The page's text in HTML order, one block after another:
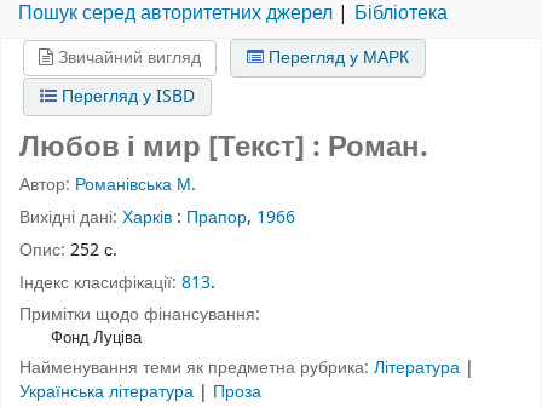
Пошук серед авторитетних джерел
Бібліотека
Звичайний вигляд
Перегляд у МАРК
Перегляд у ISBD
Любов і мир [Текст] : Роман.
Автор: Романівська М.
Вихідні дані: Харків : Прапор, 1966
Опис: 252 с.
Індекс класифікації: 813.
Примітки щодо фінансування:
Фонд Луціва
Найменування теми як предметна рубрика: Література |
Українська література | Проза